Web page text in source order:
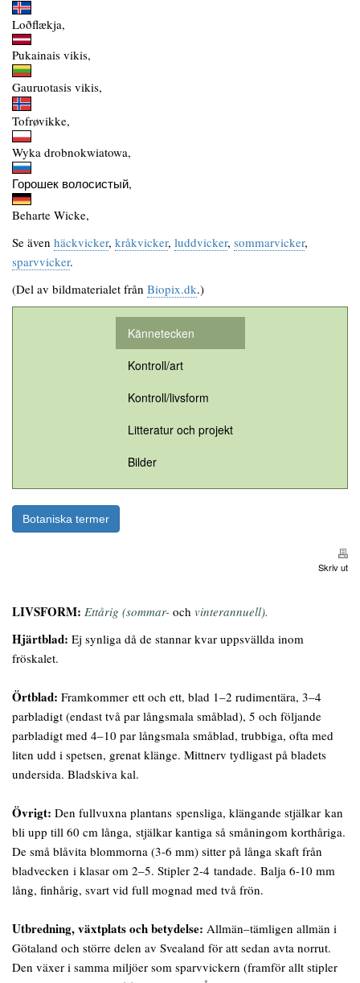
Loðflækja,
Pukainais vikis,
Gauruotasis vikis,
Tofrøvikke,
Wyka drobnokwiatowa,
Горошек волосистый,
Beharte Wicke,
Se även häckvicker, kråkvicker, luddvicker, sommarvicker,
sparvvicker.
(Del av bildmaterialet från Biopix.dk.)
Kännetecken
Kontroll/art
Kontroll/livsform
Litteratur och projekt
Bilder
Botaniska termer
Skriv ut
LIVSFORM: Ettårig (sommar- och vinterannuell).
Hjärtblad: Ej synliga då de stannar kvar uppsvällda inom
fröskalet.
Örtblad: Framkommer ett och ett, blad 1–2 rudimentära, 3–4
parbladigt (endast två par långsmala småblad), 5 och följande
parbladigt med 4–10 par långsmala småblad, trubbiga, ofta med
liten udd i spetsen, grenat klänge. Mittnerv tydligast på bladets
undersida. Bladskiva kal.
Övrigt: Den fullvuxna plantans spensliga, klängande stjälkar kan
bli upp till 60 cm långa, stjälkar kantiga så småningom korthåriga.
De små blåvita blommorna (3-6 mm) sitter på långa skaft från
bladvecken i klasar om 2–5. Stipler 2-4 tandade. Balja 6-10 mm
lång, finhårig, svart vid full mognad med två frön.
Utbredning, växtplats och betydelse: Allmän–tämligen allmän i
Götaland och större delen av Svealand för att sedan avta norrut.
Den växer i samma miljöer som sparvvickern (framför allt stipler